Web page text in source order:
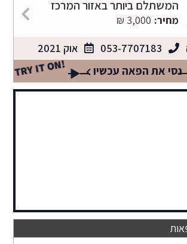
המשתלם ביותר באזור המרכז
מחיר: 3,000 ₪
053-7707183 אוק 2021
נסי את הפאה עכשיו TRY IT ON!